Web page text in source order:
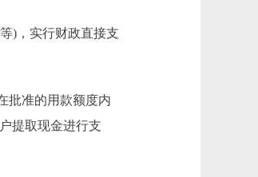
)，实行财政直接支
批准的用款额度内
提取现金进行支